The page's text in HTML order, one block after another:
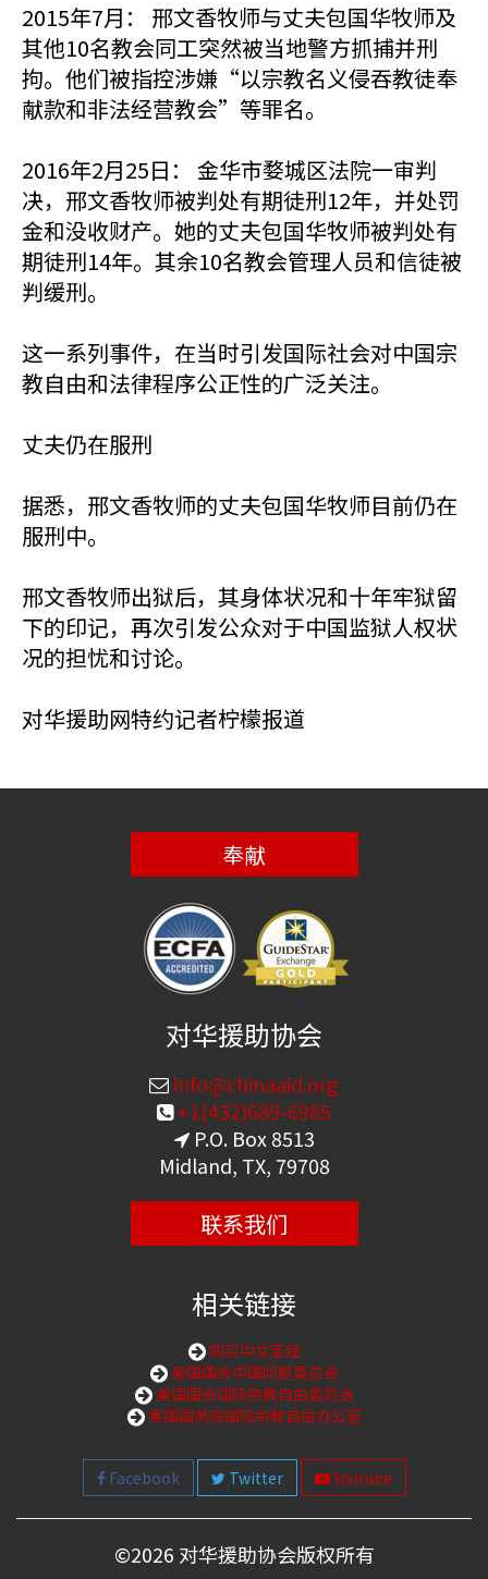
2015年7月： 邢文香牧师与丈夫包国华牧师及
其他10名教会同工突然被当地警方抓捕并刑
拘。他们被指控涉嫌“以宗教名义侵吞教徒奉
献款和非法经营教会”等罪名。
2016年2月25日： 金华市婺城区法院一审判
决，邢文香牧师被判处有期徒刑12年，并处罚
金和没收财产。她的丈夫包国华牧师被判处有
期徒刑14年。其余10名教会管理人员和信徒被
判缓刑。
这一系列事件，在当时引发国际社会对中国宗
教自由和法律程序公正性的广泛关注。
丈夫仍在服刑
据悉，邢文香牧师的丈夫包国华牧师目前仍在
服刑中。
邢文香牧师出狱后，其身体状况和十年牢狱留
下的印记，再次引发公众对于中国监狱人权状
况的担忧和讨论。
对华援助网特约记者柠檬报道
奉献
对华援助协会
info@chinaaid.org
+1(432)689-6985
P.O. Box 8513
Midland, TX, 79708
联系我们
相关链接
购买中文圣经
美国国会中国问题委员会
美国国会国际宗教自由委员会
美国国务院国际宗教自由办公室
Facebook Twitter Youtube
©2026 对华援助协会版权所有